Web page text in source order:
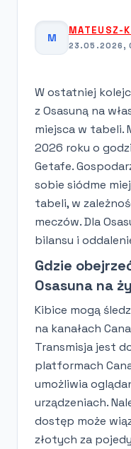
M
MATEUSZ-
23.05.2026,
W ostatniej
z Osasuną na
miejsca w tabeli.
2026 roku o
Getafe.
sobie siódme
tabeli, w
meczów. Dla
bilansu i
Gdzie
Osasuna na
Kibice mogą
na kanałach
Transmisja jest
platformach
umożliwia
urządzeniach.
dostęp może
złotych za